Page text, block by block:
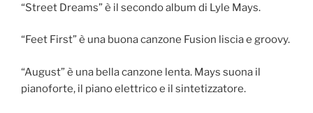
“Street Dreams” è il secondo album di Lyle Mays.
“Feet First” è una buona canzone Fusion liscia e groovy.
“August” è una bella canzone lenta. Mays suona il
pianoforte, il piano elettrico e il sintetizzatore.